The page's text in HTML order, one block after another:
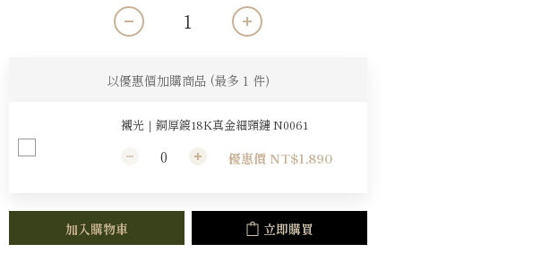
以優惠價加購商品 (最多 1 件)
襯光｜銅厚鍍18K真金細頸鏈 N0061
優惠價 NT$1,890
加入購物車 立即購買